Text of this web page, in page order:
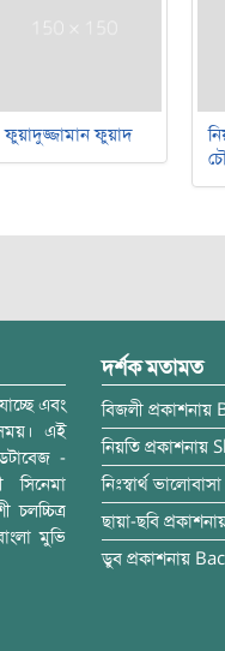
ফুয়াদুজ্জামান ফুয়াদ
এবং
এই
-
সিনেমা
চলচ্চিত্র
মুভি
দর্শক মতামত
বিজলী প্রকাশনায়
নিয়তি প্রকাশনায়
নিঃস্বার্থ ভালোবাসা
ছায়া-ছবি
ডুব প্রকাশনায়